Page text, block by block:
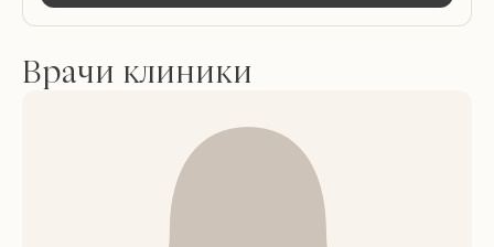
Врачи клиники